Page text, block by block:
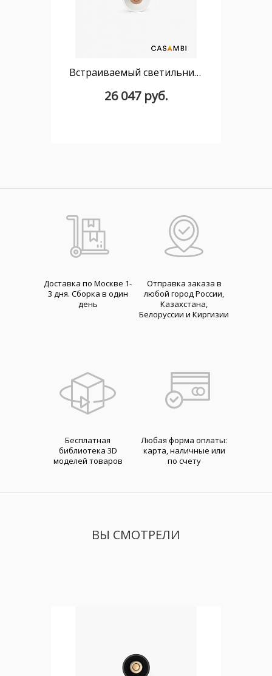
Встраиваемый светильник TULIPA DOWN SIM IP65 7W белый 15° 3000K CRI90 CASAMBI
26 047 руб.
Доставка по Москве 1-
3 дня. Cборка в один
день
Отправка заказа в
любой город России,
Казахстана,
Белоруссии и Киргизии
Бесплатная
библиотека 3D
моделей товаров
Любая форма оплаты:
карта, наличные или
по счету
ВЫ СМОТРЕЛИ